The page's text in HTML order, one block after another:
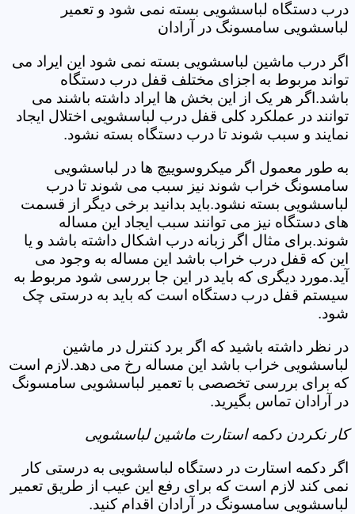
درب دستگاه لباسشویی بسته نمی شود و تعمیر
لباسشویی سامسونگ در آرادان
اگر درب ماشین لباسشویی بسته نمی شود این ایراد می
تواند مربوط به اجزای مختلف قفل درب دستگاه
باشد.اگر هر یک از این بخش ها ایراد داشته باشند می
توانند در عملکرد کلی قفل درب لباسشویی اختلال ایجاد
نمایند و سبب شوند تا درب دستگاه بسته نشود.
به طور معمول اگر میکروسوییچ ها در لباسشویی
سامسونگ خراب شوند نیز سبب می شوند تا درب
لباسشویی بسته نشود.باید بدانید برخی دیگر از قسمت
های دستگاه نیز می توانند سبب ایجاد این مساله
شوند.برای مثال اگر زبانه درب اشکال داشته باشد و یا
این که قفل درب خراب باشد این مساله به وجود می
آید.مورد دیگری که باید در این جا بررسی شود مربوط به
سیستم قفل درب دستگاه است که باید به درستی چک
شود.
در نظر داشته باشید که اگر برد کنترل در ماشین
لباسشویی خراب باشد این مساله رخ می دهد.لازم است
که برای بررسی تخصصی با تعمیر لباسشویی سامسونگ
در آرادان تماس بگیرید.
کار نکردن دکمه استارت ماشین لباسشویی
اگر دکمه استارت در دستگاه لباسشویی به درستی کار
نمی کند لازم است که برای رفع این عیب از طریق تعمیر
لباسشویی سامسونگ در آرادان اقدام کنید.